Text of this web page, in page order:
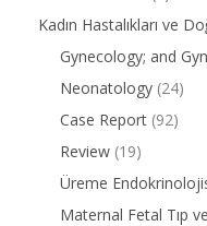
Kadın Hastalıkları ve
Gynecology; and
Neonatology (24)
Case Report (92)
Review (19)
Üreme
Maternal Fetal Tıp